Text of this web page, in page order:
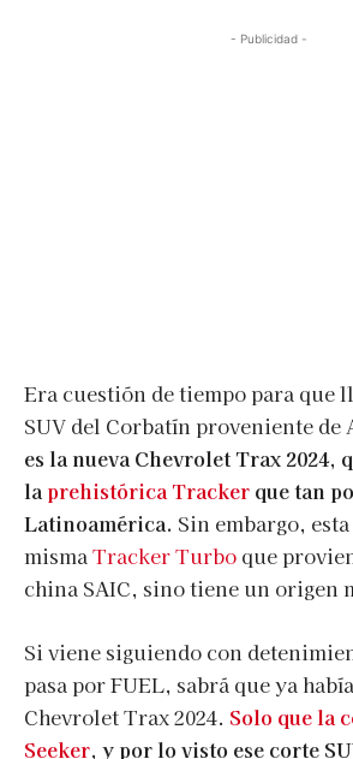
- Publicidad -
Era cuestión de tiempo para que
SUV del Corbatín proveniente de
es la nueva Chevrolet Trax 2024,
laprehistórica Tracker que tan
Latinoamérica. Sin embargo,
mismaTracker Turbo que
china SAIC, sino tiene un origen
Si viene siguiendo con
pasa por FUEL, sabrá que ya
Chevrolet Trax 2024. Solo que la
Seeker, y por lo visto ese corte